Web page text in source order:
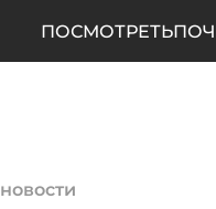
ПОСМОТРЕТЬ
новости